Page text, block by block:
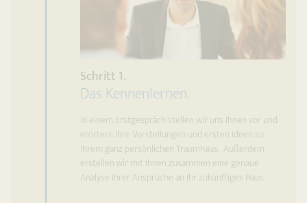
Schritt 1.
Das Kennenlernen.
In einem Erstgespräch stellen wir uns Ihnen vor und
erörtern Ihre Vorstellungen und ersten Ideen zu
Ihrem ganz persönlichen Traumhaus. Außerdem
erstellen wir mit Ihnen zusammen eine genaue
Analyse Ihrer Ansprüche an Ihr zukünftiges Haus.